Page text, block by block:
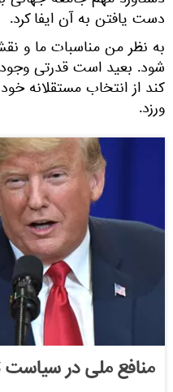
دست یافتن به آن ایفا کرد.
به نظر من مناسبات ما و
شود. بعید است قدرتی وجود
کند از انتخاب مستقلانه
ورزد.
منافع ملی در سیاست